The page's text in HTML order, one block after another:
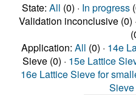
State: All (0) · In progress
Validation inconclusive (0) ·
Application: All (0) · 14e
Sieve (0) · 15e Lattice
16e Lattice Sieve for